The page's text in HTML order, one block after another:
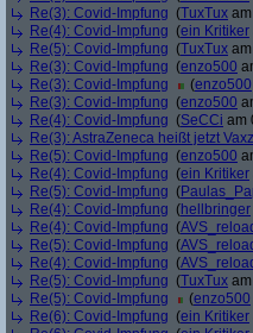
Re(3): Covid-Impfung (TuxTux
Re(4): Covid-Impfung (ein Kritiker
Re(5): Covid-Impfung (TuxTux
Re(3): Covid-Impfung (enzo500
Re(3): Covid-Impfung
(enzo500
Re(3): Covid-Impfung (enzo500
Re(4): Covid-Impfung (SeCCi am
Re(3): AstraZeneca heißt jetzt
Re(5): Covid-Impfung (enzo500
Re(4): Covid-Impfung (ein Kritiker
Re(5): Covid-Impfung (
Re(4): Covid-Impfung (hellbringer
Re(4): Covid-Impfung (
Re(5): Covid-Impfung (
Re(4): Covid-Impfung (
Re(5): Covid-Impfung (TuxTux
Re(5): Covid-Impfung
(enzo500
Re(6): Covid-Impfung (ein Kritiker